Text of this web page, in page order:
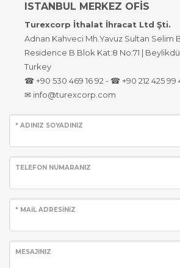
ISTANBUL MERKEZ OFİS
Turexcorp İthalat İhracat Ltd Şti.
Adnan Kahveci Mh.Yavuz Sultan Selim
Residence B Blok Kat:8 No:71 |
Turkey
☎ +90 530 469 16 92 - ☎ +90 212 425 99
✉ info@turexcorp.com
* ADINIZ SOYADINIZ
TELEFON NUMARANIZ
* MAİL ADRESİNİZ
MESAJINIZ